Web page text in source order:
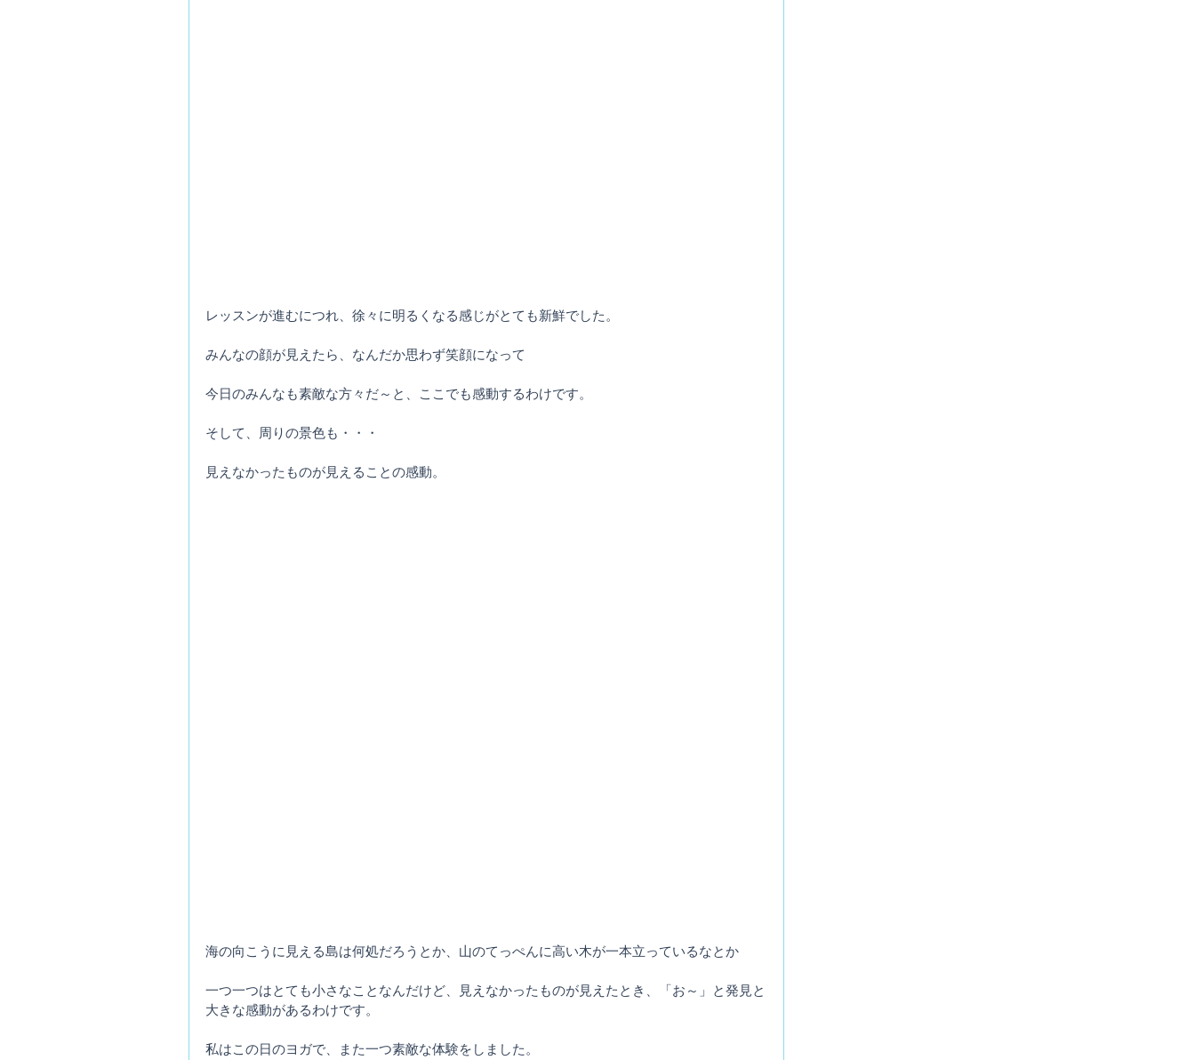
レッスンが進むにつれ、徐々に明るくなる感じがとても新鮮でした。
みんなの顔が見えたら、なんだか思わず笑顔になって
今日のみんなも素敵な方々だ～と、ここでも感動するわけです。
そして、周りの景色も・・・
見えなかったものが見えることの感動。
海の向こうに見える島は何処だろうとか、山のてっぺんに高い木が一本立っているなとか
一つ一つはとても小さなことなんだけど、見えなかったものが見えたとき、「お～」と発見と
大きな感動があるわけです。
私はこの日のヨガで、また一つ素敵な体験をしました。